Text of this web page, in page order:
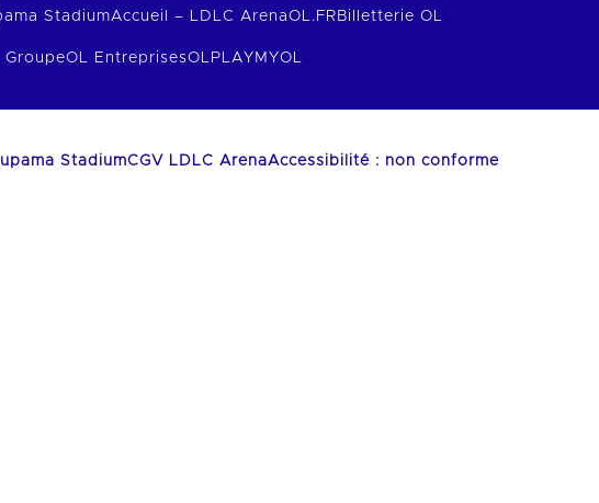
StadiumAccueil – LDLC ArenaOL.FR Billetterie OL
GroupeOL EntreprisesOLPLAY MYOL
StadiumCGV LDLC ArenaAccessibilité : non conforme